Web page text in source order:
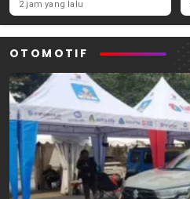
Permanen
2 jam yang lalu
OTOMOTIF